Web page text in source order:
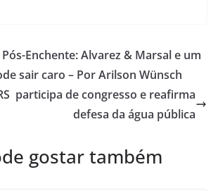
er e
Enchente: Alvarez & Marsal e um
sair caro – Por Arilson Wünsch
participa de congresso e reafirma
defesa da água pública
gostar também